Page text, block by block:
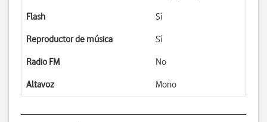
Flash Sí
Reproductor de música Sí
Radio FM No
Altavoz Mono